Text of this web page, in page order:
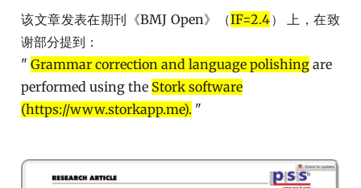
该文章发表在期刊《BMJ Open》（IF=2.4） 上，在致
谢部分提到：
"Grammar correction and language polishing are
performed using the Stork software
(https://www.storkapp.me). "